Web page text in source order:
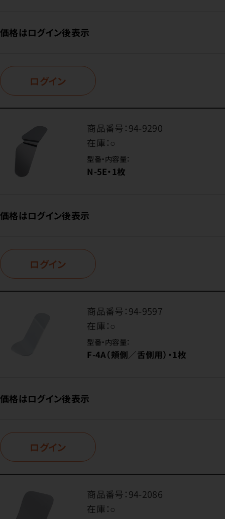
価格はログイン後表示
ログイン
商品番号：94-9290
在庫：○
型番・内容量：
N-5E・1枚
価格はログイン後表示
ログイン
商品番号：94-9597
在庫：○
型番・内容量：
F-4A（頬側／舌側用）・1枚
価格はログイン後表示
ログイン
商品番号：94-2086
在庫：○